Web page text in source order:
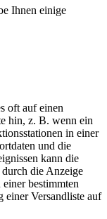
Ihnen einige
oft auf einen
hin, z. B. wenn ein
in einer
und die
kann die
die Anzeige
bestimmten
einer Versandliste auf